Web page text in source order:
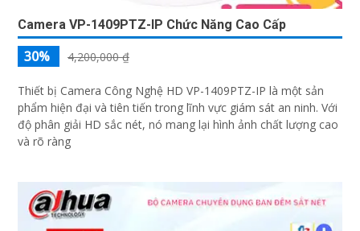
Camera VP-1409PTZ-IP Chức Năng Cao Cấp
30% 4,200,000 ₫
Thiết bị Camera Công Nghệ HD VP-1409PTZ-IP là một sản
phẩm hiện đại và tiên tiến trong lĩnh vực giám sát an ninh. Với
độ phân giải HD sắc nét, nó mang lại hình ảnh chất lượng cao
và rõ ràng